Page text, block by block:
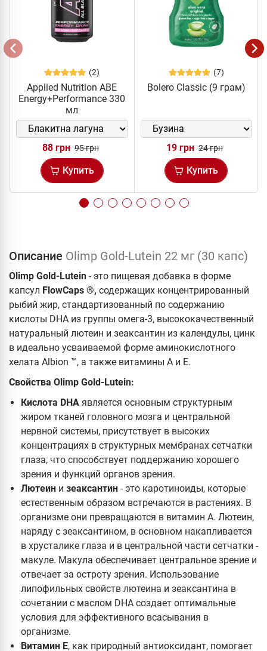
(2)
Applied Nutrition ABE
Energy+Performance 330
мл
88 грн 95 грн
Купить
(7)
Bolero Classic (9 грам)
19 грн 24 грн
Купить
Описание Olimp Gold-Lutein 22 мг (30 капс)
Olimp Gold-Lutein - это пищевая добавка в форме
капсул FlowCaps ®, содержащих концентрированный
рыбий жир, стандартизованный по содержанию
кислоты DHA из группы омега-3, высококачественный
натуральный лютеин и зеаксантин из календулы, цинк
в идеально усваиваемой форме аминокислотного
хелата Albion ™, а также витамины A и E.
Свойства Olimp Gold-Lutein:
Кислота DHA является основным структурным
жиром тканей головного мозга и центральной
нервной системы, присутствует в высоких
концентрациях в структурных мембранах сетчатки
глаза, что способствует поддержанию хорошего
зрения и функций органов зрения.
Лютеин и зеаксантин - это каротиноиды, которые
естественным образом встречаются в растениях. В
организме они превращаются в витамин А. Лютеин,
наряду с зеаксантином, в основном накапливается
в хрусталике глаза и в центральной части сетчатки -
макуле. Макула обеспечивает центральное зрение и
отвечает за остроту зрения. Использование
липофильных свойств лютеина и зеаксантина в
сочетании с маслом DHA создает оптимальные
условия для эффективного всасывания в
организме.
Витамин Е, как природный антиоксидант, помогает